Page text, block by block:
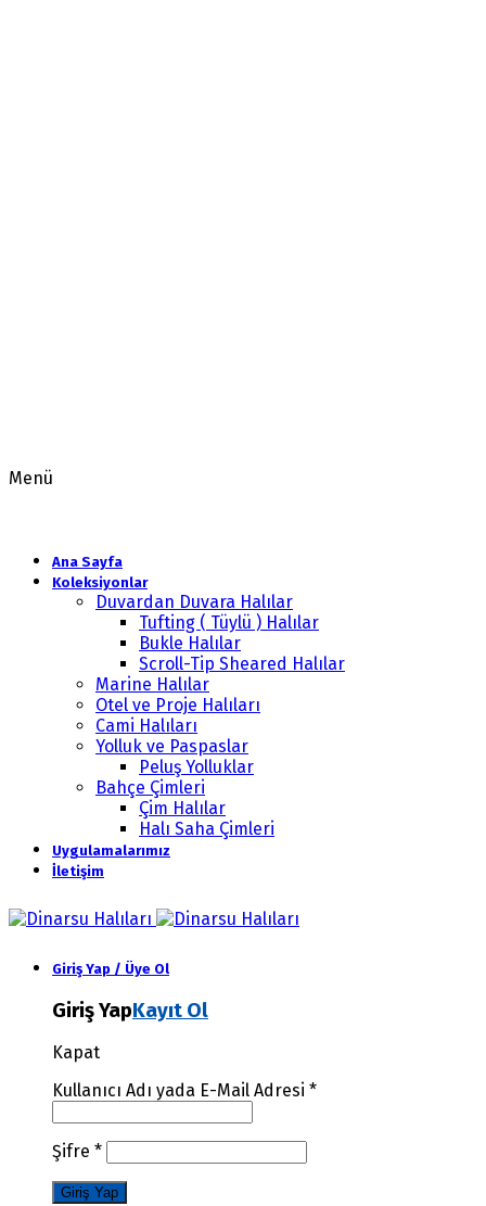
Menü
Ana Sayfa
Koleksiyonlar
Duvardan Duvara Halılar
Tufting ( Tüylü ) Halılar
Bukle Halılar
Scroll-Tip Sheared Halılar
Marine Halılar
Otel ve Proje Halıları
Cami Halıları
Yolluk ve Paspaslar
Peluş Yolluklar
Bahçe Çimleri
Çim Halılar
Halı Saha Çimleri
Uygulamalarımız
İletişim
Giriş Yap / Üye Ol
Giriş YapKayıt Ol
Kapat
Kullanıcı Adı yada E-Mail Adresi *
Şifre *